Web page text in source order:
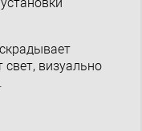
визуально